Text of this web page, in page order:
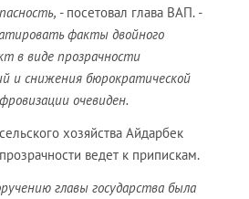
- посетовал глава ВАП. -
факты двойного
в виде прозрачности
и снижения бюрократической
очевиден.
хозяйства Айдарбек
ведет к припискам.
главы государства была